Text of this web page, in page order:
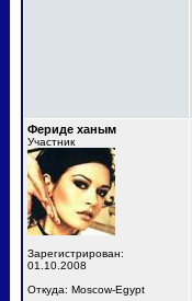
Фериде ханым
Участник
Зарегистрирован:
01.10.2008
Откуда: Moscow-Egypt